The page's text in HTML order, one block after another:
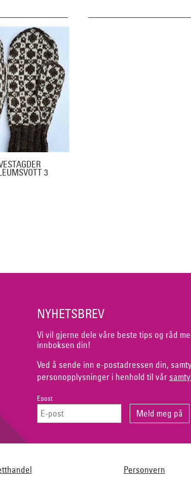
3
NYHETSBREV
Vi vil gjerne dele våre beste tips og råd
innboksen din!
Ved å sende inn e-postadressen din,
personopplysninger i henhold til vår
Epost
Personvern